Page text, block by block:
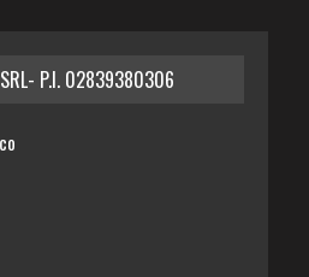
SRL- P.I. 02839380306